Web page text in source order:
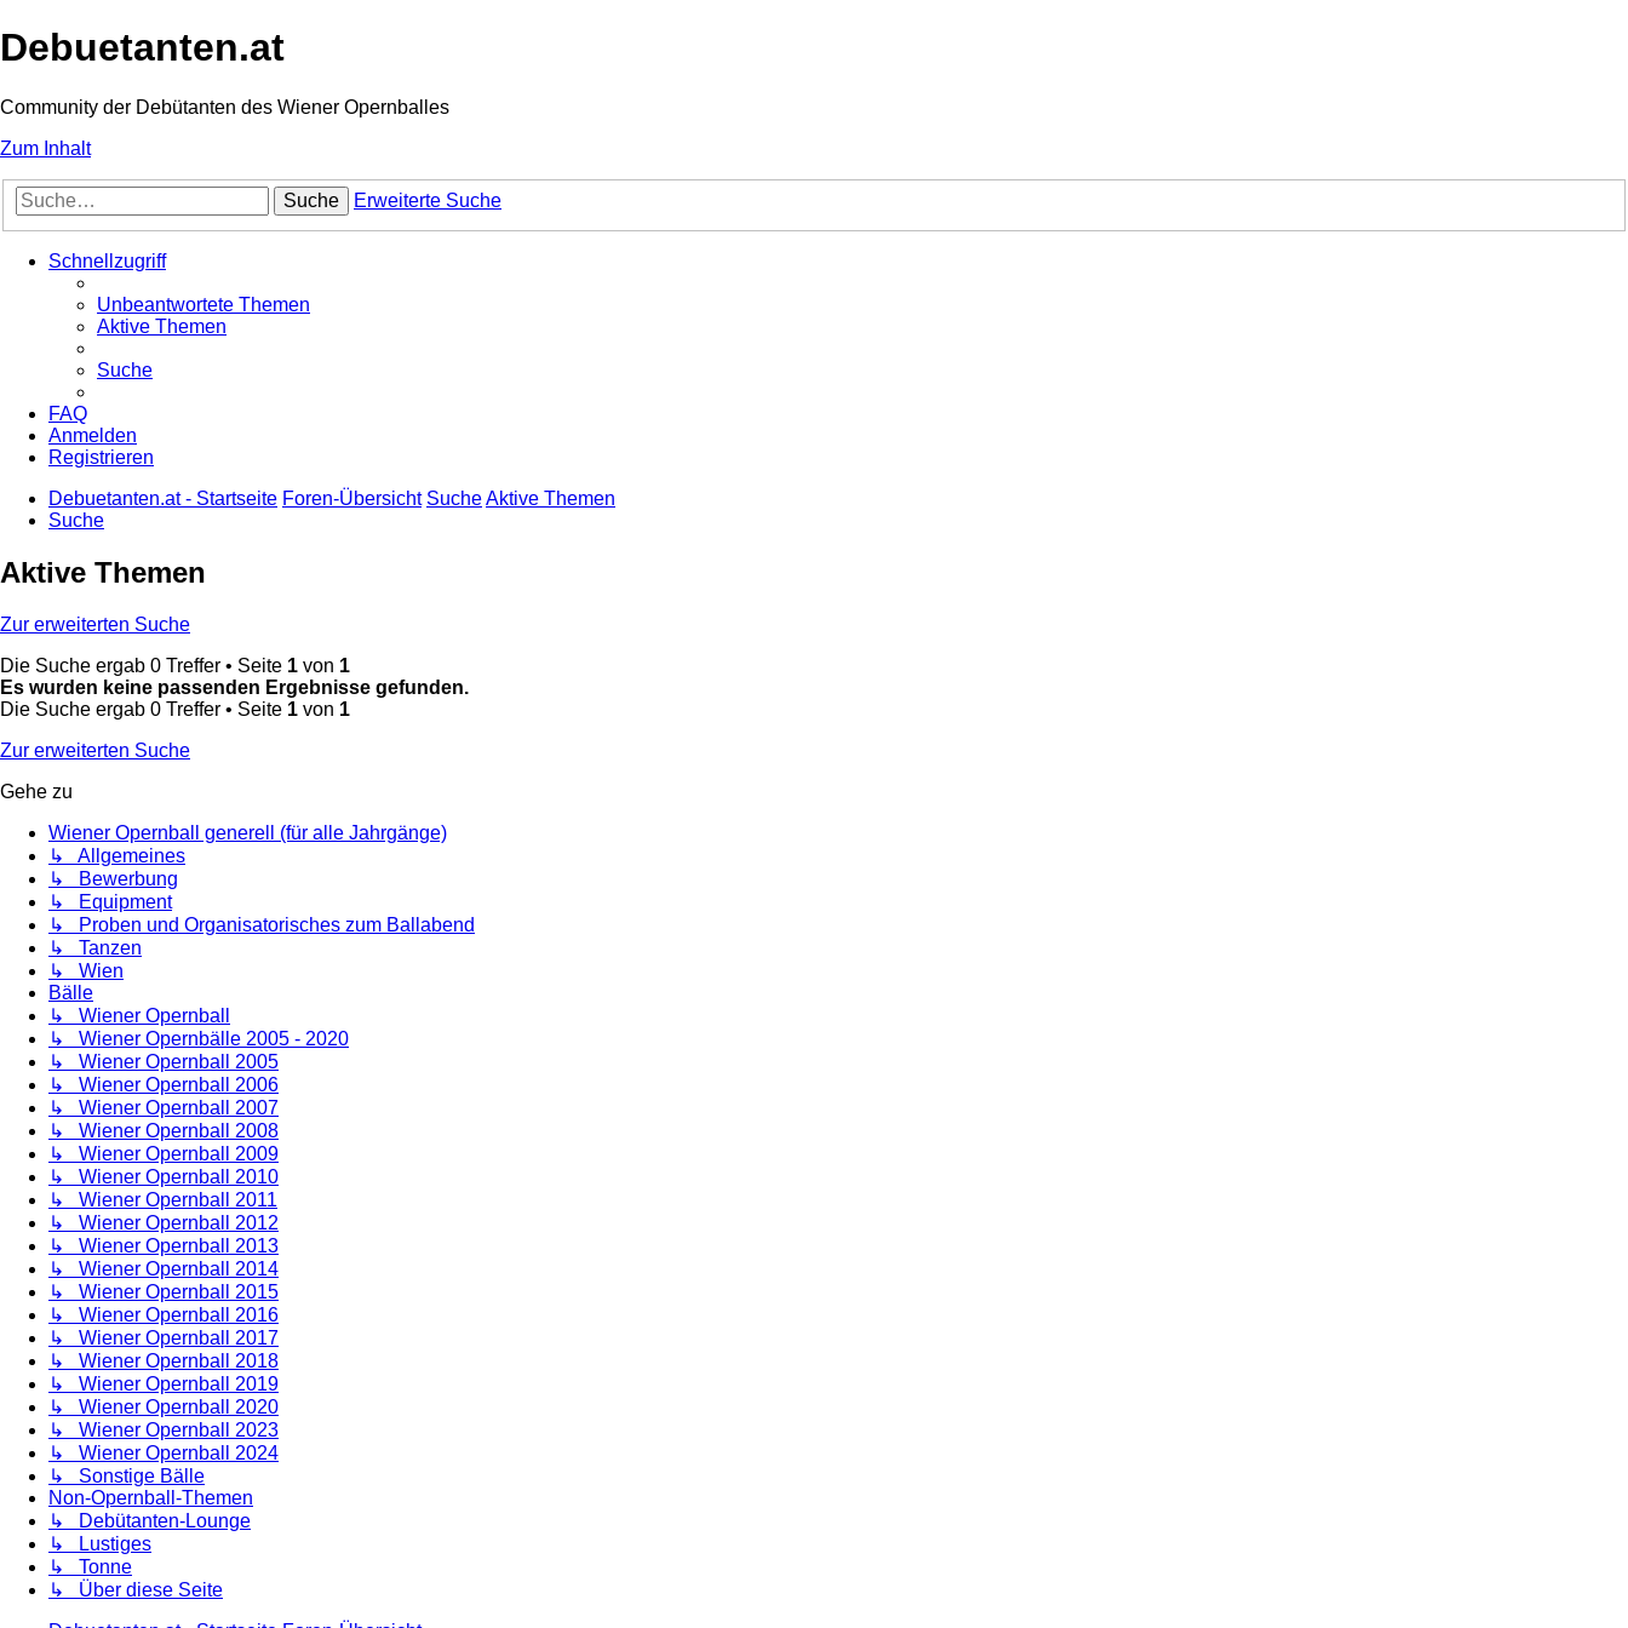
Debuetanten.at
Community der Debütanten des Wiener Opernballes
Zum Inhalt
Suche Erweiterte Suche
Schnellzugriff
Unbeantwortete Themen
Aktive Themen
Suche
FAQ
Anmelden
Registrieren
Debuetanten.at - Startseite Foren-Übersicht SucheAktive Themen
Suche
Aktive Themen
Zur erweiterten Suche
Die Suche ergab 0 Treffer • Seite 1 von 1
Es wurden keine passenden Ergebnisse gefunden.
Die Suche ergab 0 Treffer • Seite 1 von 1
Zur erweiterten Suche
Gehe zu
Wiener Opernball generell (für alle Jahrgänge)
↳ Allgemeines
↳ Bewerbung
↳ Equipment
↳ Proben und Organisatorisches zum Ballabend
↳ Tanzen
↳ Wien
Bälle
↳ Wiener Opernball
↳ Wiener Opernbälle 2005 - 2020
↳ Wiener Opernball 2005
↳ Wiener Opernball 2006
↳ Wiener Opernball 2007
↳ Wiener Opernball 2008
↳ Wiener Opernball 2009
↳ Wiener Opernball 2010
↳ Wiener Opernball 2011
↳ Wiener Opernball 2012
↳ Wiener Opernball 2013
↳ Wiener Opernball 2014
↳ Wiener Opernball 2015
↳ Wiener Opernball 2016
↳ Wiener Opernball 2017
↳ Wiener Opernball 2018
↳ Wiener Opernball 2019
↳ Wiener Opernball 2020
↳ Wiener Opernball 2023
↳ Wiener Opernball 2024
↳ Sonstige Bälle
Non-Opernball-Themen
↳ Debütanten-Lounge
↳ Lustiges
↳ Tonne
↳ Über diese Seite